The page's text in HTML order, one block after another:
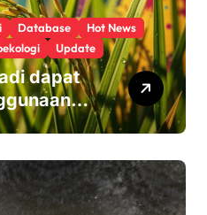
Database
Hot News
Update
dapat